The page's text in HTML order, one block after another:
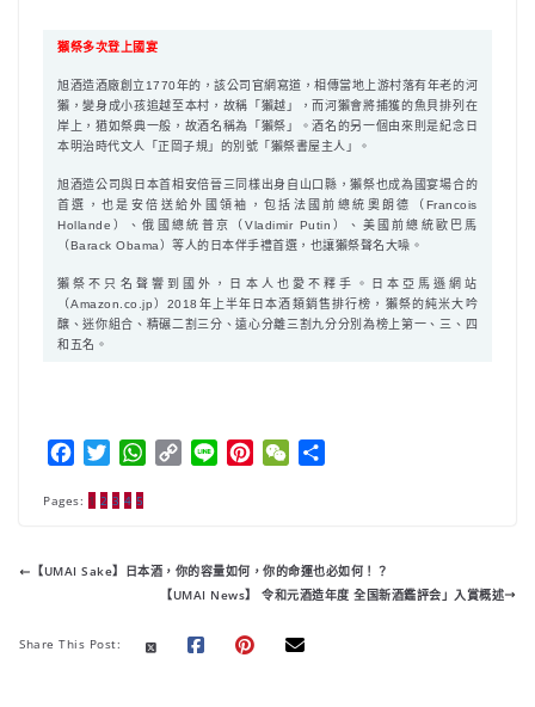
獺祭多次登上國宴
旭酒造酒廠創立1770年的，該公司官網寫道，相傳當地上游村落有年老的河
獺，變身成小孩追越至本村，故稱「獺越」，而河獺會將捕獲的魚貝排列在
岸上，猶如祭典一般，故酒名稱為「獺祭」。酒名的另一個由來則是紀念日
本明治時代文人「正岡子規」的別號「獺祭書屋主人」。
旭酒造公司與日本首相安倍晉三同樣出身自山口縣，獺祭也成為國宴場合的
首選，也是安倍送給外國領袖，包括法國前總統奧朗德（Francois
Hollande）、俄國總統普京（Vladimir Putin）、美國前總統歐巴馬
（Barack Obama）等人的日本伴手禮首選，也讓獺祭聲名大噪。
獺祭不只名聲響到國外，日本人也愛不釋手。日本亞馬遜網站
（Amazon.co.jp）2018年上半年日本酒類銷售排行榜，獺祭的純米大吟
醸、迷你組合、精碾二割三分、遠心分離三割九分分別為榜上第一、三、四
和五名。
c
o
k
i
t
e
W
s
A
p
C
L
i
k
P
s
W
a
t
Pages: 1 2 3 4 5
【UMAI Sake】日本酒，你的容量如何，你的命運也必如何！？
【UMAI News】 令和元酒造年度 全国新酒鑑評会」入賞概述
Share This Post: